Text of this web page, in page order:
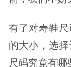
有了对寿鞋
的大小，选
尺码究竟有哪